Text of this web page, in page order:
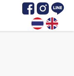
ImageImageImage